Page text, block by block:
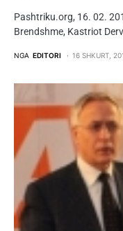
Pashtriku.org, 16. 02.
Brendshme, Kastriot
NGA EDITORI 16 SHKURT,